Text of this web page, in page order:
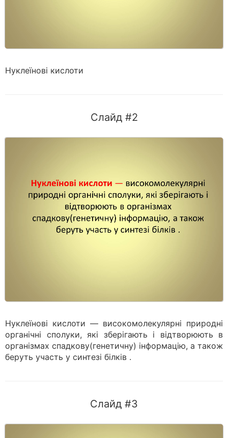
Нуклеїнові кислоти
Слайд #2
Нуклеїнові кислоти — високомолекулярні природні
органічні сполуки, які зберігають і відтворюють в
організмах спадкову(генетичну) інформацію, а також
беруть участь у синтезі білків .
Слайд #3